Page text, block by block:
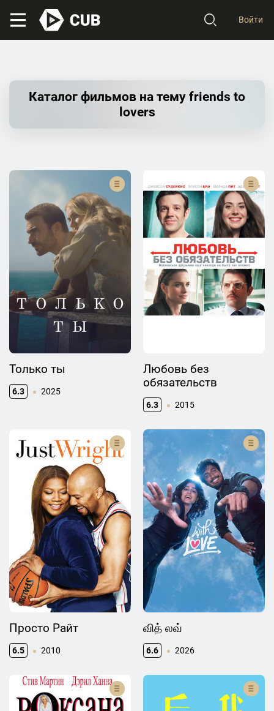
Войти
Каталог фильмов на тему friends to
lovers
Только ты
6.3 2025
Любовь без
обязательств
6.3 2015
Просто Райт
6.5 2010
வித் லவ்
6.6 2026